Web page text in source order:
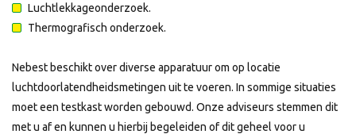
Luchtlekkageonderzoek.
Thermografisch onderzoek.
Nebest beschikt over diverse apparatuur om op locatie
luchtdoorlatendheidsmetingen uit te voeren. In sommige situaties
moet een testkast worden gebouwd. Onze adviseurs stemmen dit
met u af en kunnen u hierbij begeleiden of dit geheel voor u